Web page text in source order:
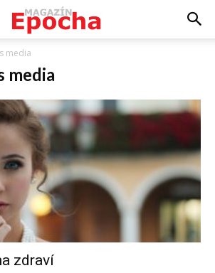
media
media
zdraví